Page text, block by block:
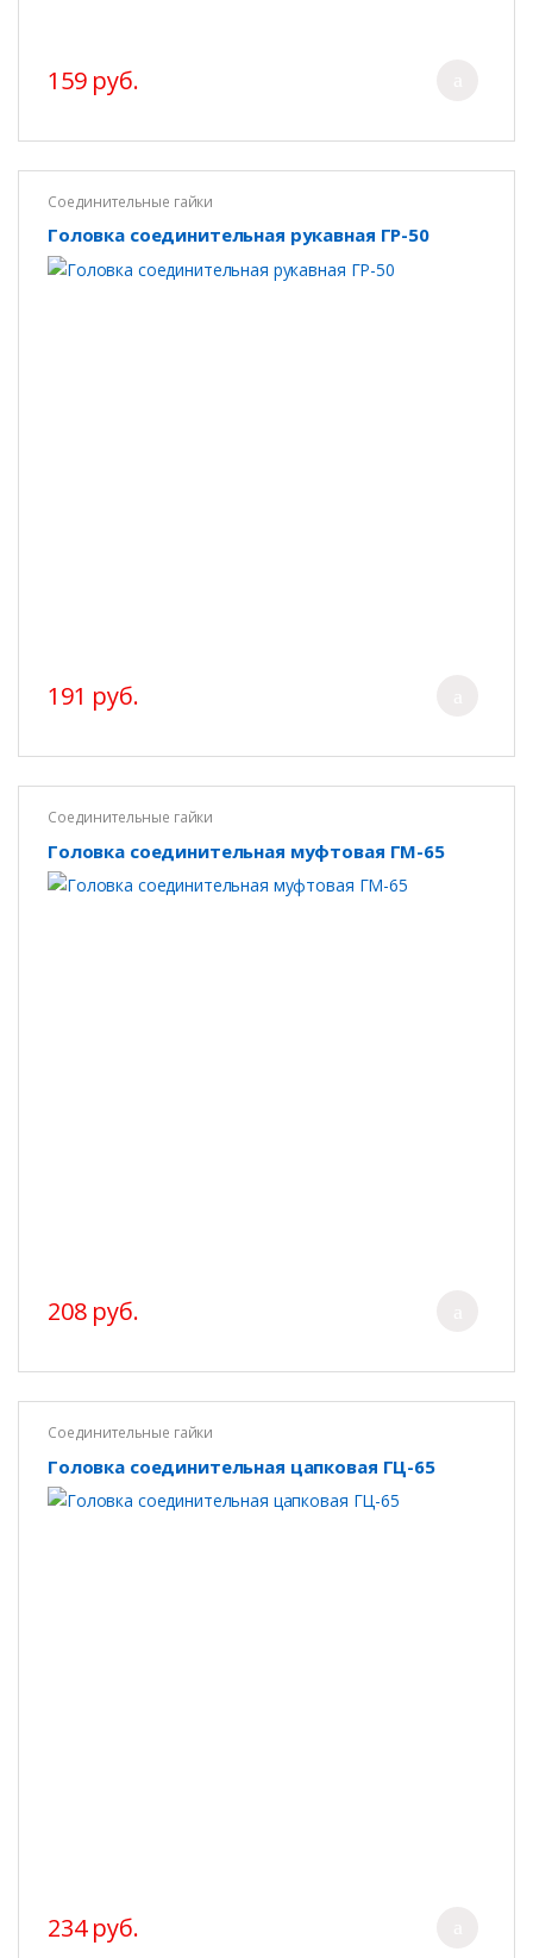
159 руб.
Соединительные гайки
Головка соединительная рукавная ГР-50
191 руб.
Соединительные гайки
Головка соединительная муфтовая ГМ-65
208 руб.
Соединительные гайки
Головка соединительная цапковая ГЦ-65
234 руб.